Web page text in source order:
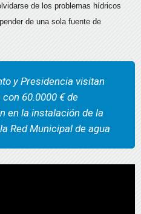
de los problemas hídricos
de una sola fuente de
y Presidencia visitan
60.0000 € de
en la instalación de la
Red Municipal de agua